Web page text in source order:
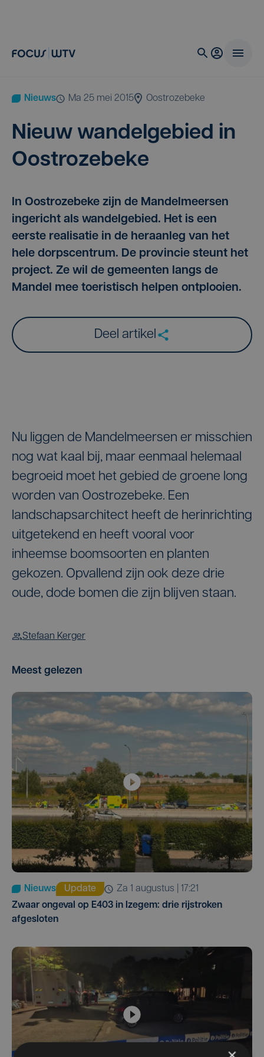
Nieuws ma 25 mei 2015 Oostrozebeke
Nieuw wan­del­ge­bied in
Oostrozebeke
In Oostrozebeke zijn de Mandelmeersen
ingericht als wandelgebied. Het is een
eerste realisatie in de heraanleg van het
hele dorpscentrum. De provincie steunt het
project. Ze wil de gemeenten langs de
Mandel mee toeristisch helpen ontplooien.
Deel artikel
Nu liggen de Mandelmeersen er misschien
nog wat kaal bij, maar eenmaal helemaal
begroeid moet het gebied de groene long
worden van Oostrozebeke. Een
landschapsarchitect heeft de herinrichting
uitgetekend en heeft vooral voor
inheemse boomsoorten en planten
gekozen. Opvallend zijn ook deze drie
oude, dode bomen die zijn blijven staan.
Stefaan Kerger
Meest gelezen
Nieuws Update
za 1 augustus | 17:21
Zwaar ongeval op E403 in Izegem: drie rijstroken
afgesloten